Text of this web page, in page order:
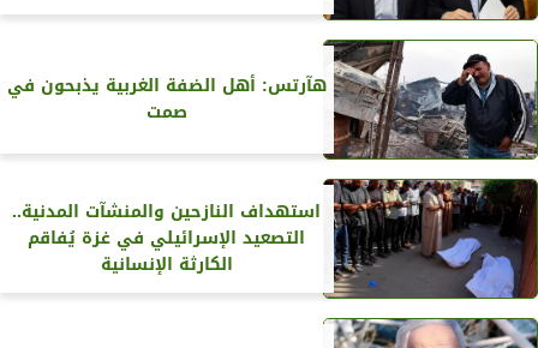
هآرتس: أهل الضفة الغربية يذبحون في
صمت
استهداف النازحين والمنشآت المدنية..
التصعيد الإسرائيلي في غزة يُفاقم
الكارثة الإنسانية